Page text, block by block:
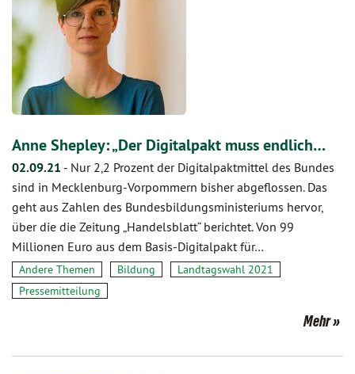
Anne Shepley: „Der Digitalpakt muss endlich…
02.09.21 - Nur 2,2 Prozent der Digitalpaktmittel des Bundes
sind in Mecklenburg-Vorpommern bisher abgeflossen. Das
geht aus Zahlen des Bundesbildungsministeriums hervor,
über die die Zeitung „Handelsblatt“ berichtet. Von 99
Millionen Euro aus dem Basis-Digitalpakt für…
Andere Themen Bildung
Landtagswahl 2021
Pressemitteilung
Mehr